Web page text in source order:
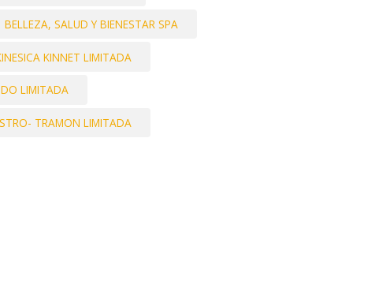
BELLEZA, SALUD Y BIENESTAR SPA
KINNET LIMITADA
LIMITADA
TRAMON LIMITADA